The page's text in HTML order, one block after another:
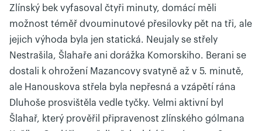
Zlínský bek vyfasoval čtyři minuty, domácí měli
možnost téměř dvouminutové přesilovky pět na tři, ale
jejich výhoda byla jen statická. Neujaly se střely
Nestrašila, Šlahaře ani dorážka Komorskiho. Berani se
dostali k ohrožení Mazancovy svatyně až v 5. minutě,
ale Hanouskova střela byla nepřesná a vzápětí rána
Dluhoše prosvištěla vedle tyčky. Velmi aktivní byl
Šlahař, který prověřil připravenost zlínského gólmana